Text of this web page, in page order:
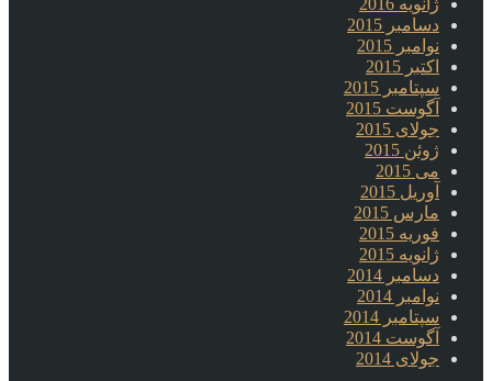
ژانویه 2016
دسامبر 2015
نوامبر 2015
اکتبر 2015
سپتامبر 2015
آگوست 2015
جولای 2015
ژوئن 2015
می 2015
آوریل 2015
مارس 2015
فوریه 2015
ژانویه 2015
دسامبر 2014
نوامبر 2014
سپتامبر 2014
آگوست 2014
جولای 2014